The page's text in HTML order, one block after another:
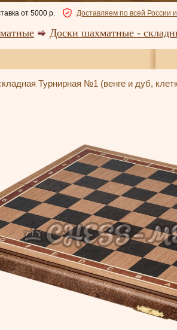
от 5000 р. Доставляем по всей России
Доски шахматные -
Турнирная №1 (венге и дуб,